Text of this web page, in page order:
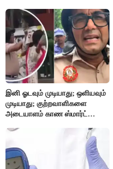
இனி ஓடவும் முடியாது; ஒளியவும்
முடியாது; குற்றவாளிகளை
அடையாளம் காண ஸ்மார்ட்